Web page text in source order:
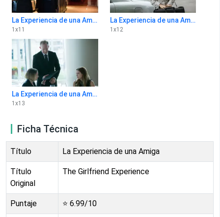
La Experiencia de una Amiga 1x11
1 x11
La Experiencia de una Amiga 1x12
1 x12
La Experiencia de una Amiga 1x13
1 x13
Ficha Técnica
Título La Experiencia de una Amiga
Título
Original
The Girlfriend Experience
Puntaje ⭐ 6.99/10